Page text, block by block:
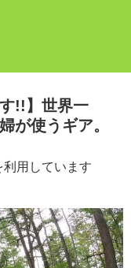
!!】世界一
が使うギア。
用しています